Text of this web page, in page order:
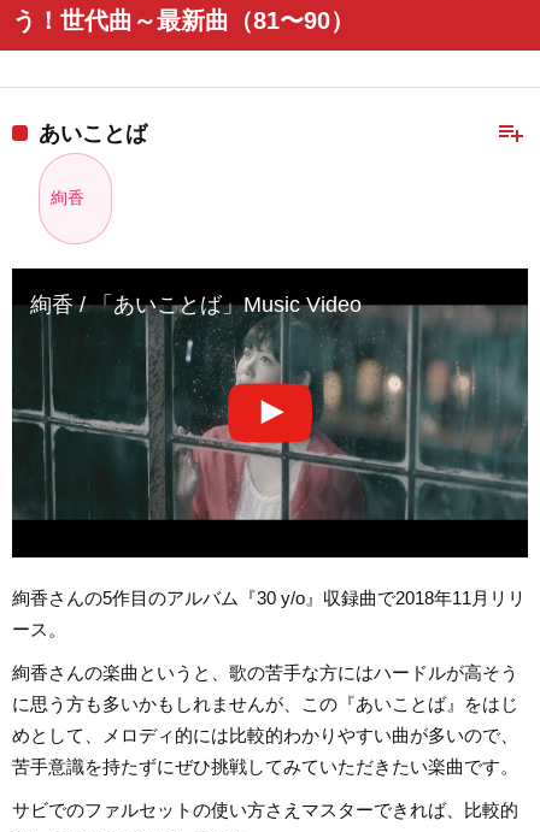
う！世代曲～最新曲（81〜90）
playlist_add
あいことば
絢香
絢香 / 「あいことば」Music Video
絢香さんの5作目のアルバム『30 y/o』収録曲で2018年11月リリ
ース。
絢香さんの楽曲というと、歌の苦手な方にはハードルが高そう
に思う方も多いかもしれませんが、この『あいことば』をはじ
めとして、メロディ的には比較的わかりやすい曲が多いので、
苦手意識を持たずにぜひ挑戦してみていただきたい楽曲です。
サビでのファルセットの使い方さえマスターできれば、比較的